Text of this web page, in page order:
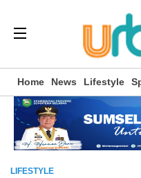
Home News Lifestyle
LIFESTYLE